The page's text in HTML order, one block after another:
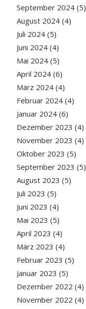
September 2024(5)
August 2024(4)
Juli 2024(5)
Juni 2024(4)
Mai 2024(5)
April 2024(6)
März 2024(4)
Februar 2024(4)
Januar 2024(6)
Dezember 2023 (4)
November 2023 (4)
Oktober 2023 (5)
September 2023 (5)
August 2023 (5)
Juli 2023 (5)
Juni 2023 (4)
Mai 2023 (5)
April 2023 (4)
März 2023 (4)
Februar 2023 (5)
Januar 2023 (5)
Dezember 2022 (4)
November 2022 (4)